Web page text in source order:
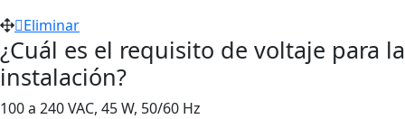
Eliminar
¿Cuál es el requisito de voltaje para la
instalación?
100 a 240 VAC, 45 W, 50/60 Hz